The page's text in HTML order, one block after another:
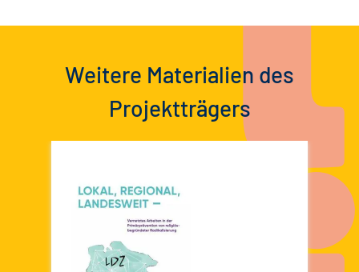
Weitere Materialien des
Projektträgers